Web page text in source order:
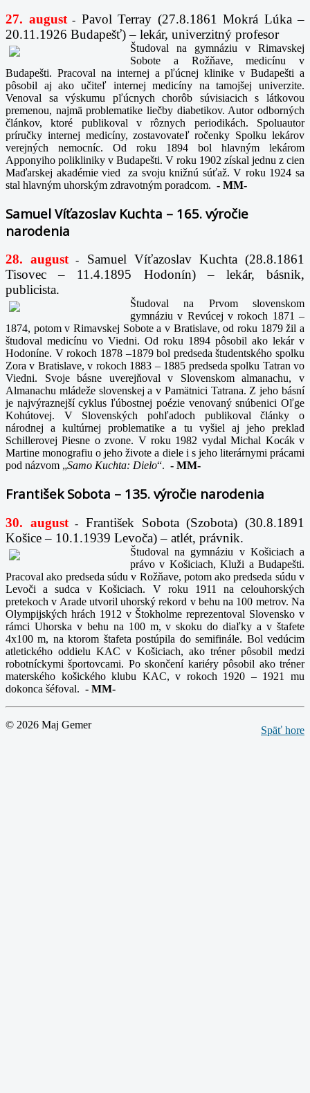
27. august- Pavol Terray (27.8.1861 Mokrá Lúka –
20.11.1926 Budapešť) – lekár, univerzitný profesor
Študoval na gymnáziu v Rimavskej
Sobote a Rožňave, medicínu v
Budapešti. Pracoval na internej a pľúcnej klinike v Budapešti a
pôsobil aj ako učiteľ internej medicíny na tamojšej univerzite.
Venoval sa výskumu pľúcnych chorôb súvisiacich s látkovou
premenou, najmä problematike liečby diabetikov. Autor odborných
článkov, ktoré publikoval v rôznych periodikách. Spoluautor
príručky internej medicíny, zostavovateľ ročenky Spolku lekárov
verejných nemocníc. Od roku 1894 bol hlavným lekárom
Apponyiho polikliniky v Budapešti. V roku 1902 získal jednu z cien
Maďarskej akadémie vied za svoju knižnú súťaž. V roku 1924 sa
stal hlavným uhorským zdravotným poradcom. - MM-
Samuel Víťazoslav Kuchta – 165. výročie
narodenia
28. august -
Samuel Víťazoslav Kuchta (28.8.1861
Tisovec – 11.4.1895 Hodonín) – lekár, básnik,
publicista.
Študoval na Prvom slovenskom
gymnáziu v Revúcej v rokoch 1871 –
1874, potom v Rimavskej Sobote a v Bratislave, od roku 1879 žil a
študoval medicínu vo Viedni. Od roku 1894 pôsobil ako lekár v
Hodoníne. V rokoch 1878 –1879 bol predseda študentského spolku
Zora v Bratislave, v rokoch 1883 – 1885 predseda spolku Tatran vo
Viedni. Svoje básne uverejňoval v Slovenskom almanachu, v
Almanachu mládeže slovenskej a v Pamätnici Tatrana. Z jeho básní
je najvýraznejší cyklus ľúbostnej poézie venovaný snúbenici Oľge
Kohútovej. V Slovenských pohľadoch publikoval články o
národnej a kultúrnej problematike a tu vyšiel aj jeho preklad
Schillerovej Piesne o zvone. V roku 1982 vydal Michal Kocák v
Martine monografiu o jeho živote a diele i s jeho literárnymi prácami
pod názvom „Samo Kuchta: Dielo“. - MM-
František Sobota – 135. výročie narodenia
30. august-
František Sobota (Szobota) (30.8.1891
Košice – 10.1.1939 Levoča) – atlét, právnik.
Študoval na gymnáziu v Košiciach a
právo v Košiciach, Kluži a Budapešti.
Pracoval ako predseda súdu v Rožňave, potom ako predseda súdu v
Levoči a sudca v Košiciach. V roku 1911 na celouhorských
pretekoch v Arade utvoril uhorský rekord v behu na 100 metrov. Na
Olympijských hrách 1912 v Štokholme reprezentoval Slovensko v
rámci Uhorska v behu na 100 m, v skoku do diaľky a v štafete
4x100 m, na ktorom štafeta postúpila do semifinále. Bol vedúcim
atletického oddielu KAC v Košiciach, ako tréner pôsobil medzi
robotníckymi športovcami. Po skončení kariéry pôsobil ako tréner
materského košického klubu KAC, v rokoch 1920 – 1921 mu
dokonca šéfoval. - MM-
Späť hore
© 2026 Maj Gemer